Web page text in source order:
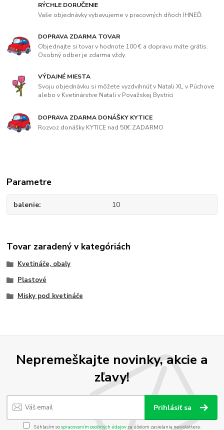
RÝCHLE DORUČENIE
Vaše objednávky vybavujeme v pracovných dňoch IHNEĎ.
DOPRAVA ZDARMA TOVAR
Objednajte si tovar v hodnote 100 € a dopravu máte grátis.
Osobný odber je zdarma vždy.
VÝDAJNÉ MIESTA
Svoju objednávku si môžete vyzdvihnúť v Natali XL v Púchove
alebo v Kvetinárstve Natali v Považskej Bystrici
DOPRAVA ZDARMA DONÁŠKY KYTICE
Rozvoz donášky KYTICE nad 50€ ZADARMO
Parametre
balenie 10
Tovar zaradený v kategóriách
Kvetináče, obaly
Plastové
Misky pod kvetináče
Nepremeškajte novinky, akcie a
zľavy!
Prihlásiť sa
Súhlasím sospracovaním osobných údajov za účelom zasielania newslettera.